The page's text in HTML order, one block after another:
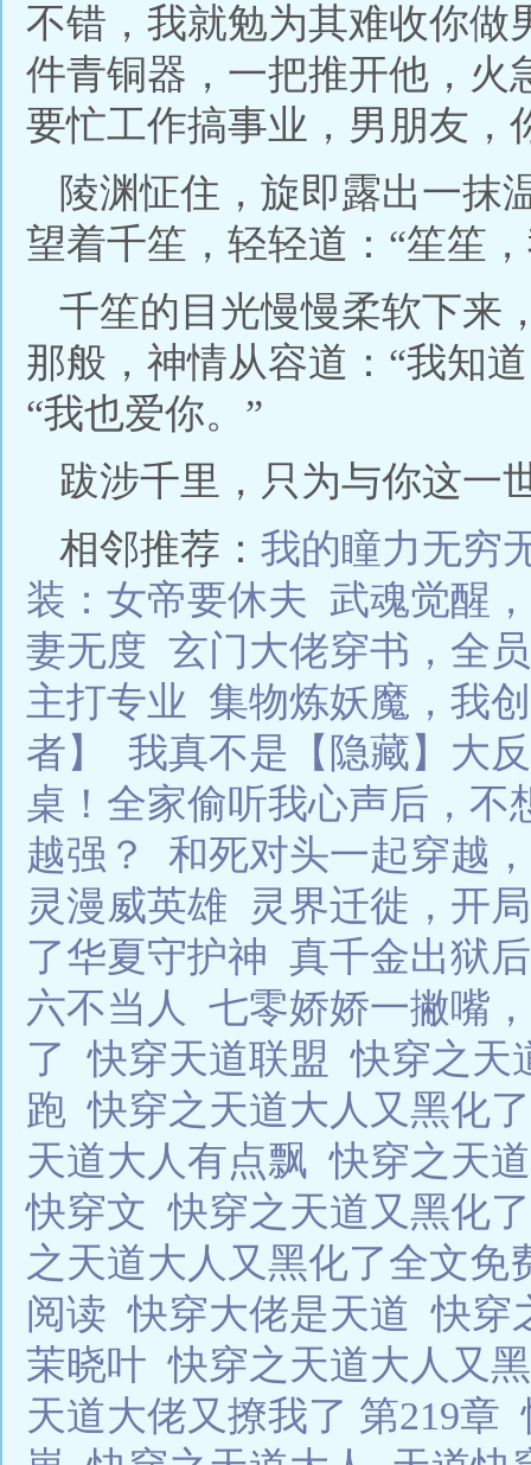
不错，我就勉为其难收你做
件青铜器，一把推开他，火
要忙工作搞事业，男朋友，
陵渊怔住，旋即露出一抹
望着千笙，轻轻道：“笙笙
千笙的目光慢慢柔软下来
那般，神情从容道：“我知
“我也爱你。”
跋涉千里，只为与你这一
相邻推荐： 我的瞳力无穷
装：女帝要休夫 武魂觉醒
妻无度 玄门大佬穿书，全
主打专业 集物炼妖魔，我
者】
我真不是【隐藏】大
桌！全家偷听我心声后，不
越强？
和死对头一起穿越
灵漫威英雄
灵界迁徙，开
了华夏守护神 真千金出狱
六不当人
七零娇娇一撇嘴
了快穿天道联盟快穿之
跑快穿之天道大人又黑化
天道大人有点飘快穿之天
快穿文快穿之天道又黑化
之天道大人又黑化了全文
阅读快穿大佬是天道快穿
茉晓叶快穿之天道大人又
天道大佬又撩我了 第219章